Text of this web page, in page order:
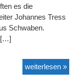
es die
Johannes Tress
Schwaben.
[…]
weiterlesen »